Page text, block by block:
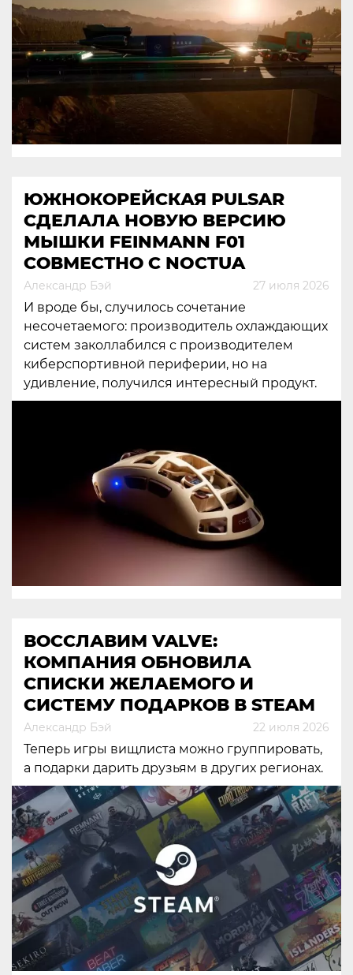
ЮЖНОКОРЕЙСКАЯ PULSAR
СДЕЛАЛА НОВУЮ ВЕРСИЮ
МЫШКИ FEINMANN F01
СОВМЕСТНО С NOCTUA
Александр Бэй 27 июля 2026
И вроде бы, случилось сочетание
несочетаемого: производитель охлаждающих
систем заколлабился с производителем
киберспортивной периферии, но на
удивление, получился интересный продукт.
ВОССЛАВИМ VALVE:
КОМПАНИЯ ОБНОВИЛА
СПИСКИ ЖЕЛАЕМОГО И
СИСТЕМУ ПОДАРКОВ В STEAM
Александр Бэй 22 июля 2026
Теперь игры вищлиста можно группировать,
а подарки дарить друзьям в других регионах.